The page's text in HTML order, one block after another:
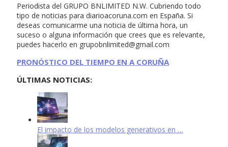
Periodista del GRUPO BNLIMITED N.W. Cubriendo todo
tipo de noticias para diarioacoruna.com en España. Si
deseas comunicarme una noticia de última hora, un
suceso o alguna información que crees que es relevante,
puedes hacerlo en grupobnlimited@gmail.com
PRONÓSTICO DEL TIEMPO EN A CORUÑA
ÚLTIMAS NOTICIAS:
El impacto de los modelos generativos en …